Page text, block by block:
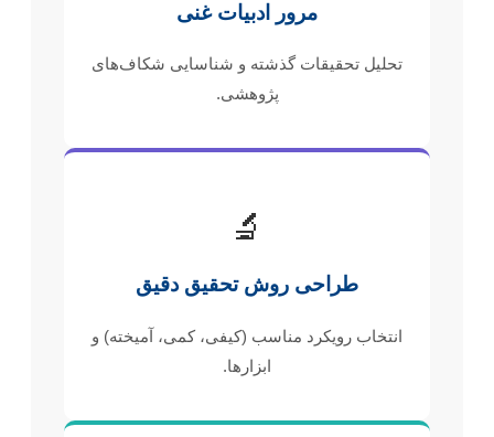
مرور ادبیات غنی
تحلیل تحقیقات گذشته و شناسایی شکاف‌های
پژوهشی.
🔬
طراحی روش تحقیق دقیق
انتخاب رویکرد مناسب (کیفی، کمی، آمیخته) و
ابزارها.